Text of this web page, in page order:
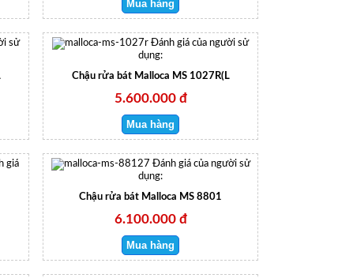
sử
Đánh giá của người sử
dụng:
Chậu rửa bát Malloca MS 1027R(L
5.600.000 đ
giá
Đánh giá của người sử
dụng:
Chậu rửa bát Malloca MS 8801
6.100.000 đ